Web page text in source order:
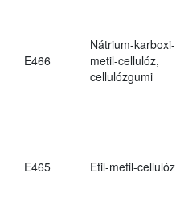
E466
Nátrium-karboxi-
metil-cellulóz,
cellulózgumi
E465 Etil-metil-cellulóz